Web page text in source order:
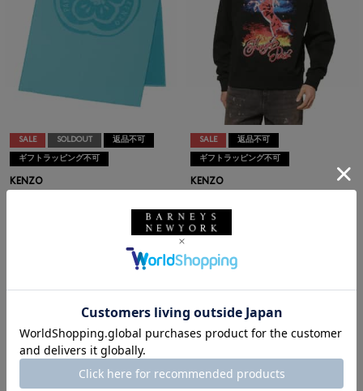
SALE SOLDOUT 返品不可
ギフトラッピング不可
KENZO
SALE 返品不可
ギフトラッピング不可
KENZO
クスウェットプルオーバー
¥52,800
¥36,960